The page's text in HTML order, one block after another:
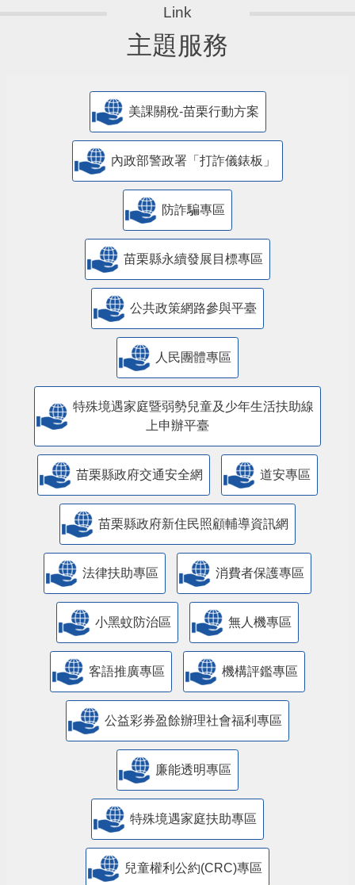
主題服務
美課關稅-苗栗行動方案
內政部警政署「打詐儀錶板」
防詐騙專區
苗栗縣永續發展目標專區
公共政策網路參與平臺
人民團體專區
特殊境遇家庭暨弱勢兒童及少年生活扶助線
上申辦平臺
苗栗縣政府交通安全網 道安專區
苗栗縣政府新住民照顧輔導資訊網
法律扶助專區 消費者保護專區
小黑蚊防治區 無人機專區
客語推廣專區 機構評鑑專區
公益彩券盈餘辦理社會福利專區
廉能透明專區
特殊境遇家庭扶助專區
兒童權利公約(CRC)專區